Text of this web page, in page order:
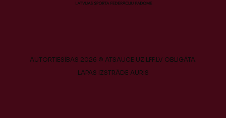
AUTORTIESĪBAS 2026 © ATSAUCE UZ LFF.LV OBLIGĀTA.
LAPAS IZSTRĀDE AURIS